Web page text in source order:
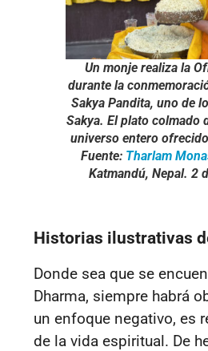
Un monje realiza la
durante la
Sakya Pandita, uno de
Sakya. El plato colmado
universo entero
Fuente: Tharlam
Katmandú, Nepal. 2
Historias ilustrativas
Donde sea que se
Dharma, siempre habrá
un enfoque negativo, es
de la vida espiritual. De